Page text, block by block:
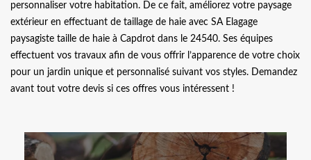
personnaliser votre habitation. De ce fait, améliorez votre paysage
extérieur en effectuant de taillage de haie avec SA Elagage
paysagiste taille de haie à Capdrot dans le 24540. Ses équipes
effectuent vos travaux afin de vous offrir l’apparence de votre choix
pour un jardin unique et personnalisé suivant vos styles. Demandez
avant tout votre devis si ces offres vous intéressent !